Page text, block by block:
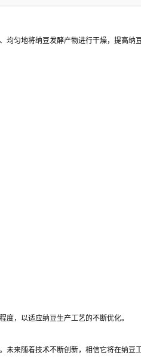
匀地将纳豆发酵产物进行干燥，提高纳
，以适应纳豆生产工艺的不断优化。
来随着技术不断创新，相信它将在纳豆